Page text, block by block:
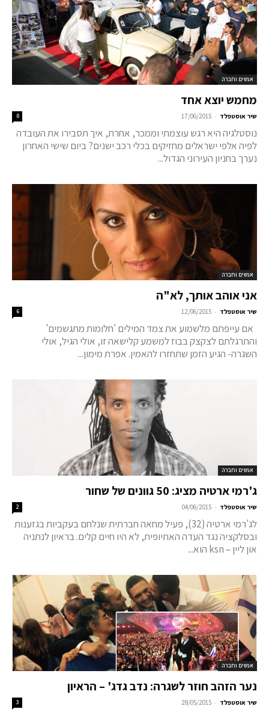
אנשים וחברה
מחמש יוצא אחד
שיר אוסטפלד -
17/06/2015
0
נוסטלגיה היא רגש עוצמתי וממכר, אחרת, איך תסבירו את העובדה
לפיה אלפי ישראלים מחזיקים בכלי רכב ישנים? ביום שישי האחרון
נערך בחניון העירוני הגדול...
אנשים וחברה
אני אוהב אותך, לא"ה
שיר אוסטפלד -
12/06/2015
6
אם עייפתם מלשמוע את צמד המילים 'חלומות מתגשמים'
והתרגלתם לצקצק בבוז למשמע קלישאה זו, אולי הגיל, אולי
השגרה- הגיע הזמן שתחזרו להאמין. אפרת מימון...
אנשים וחברה
ג'רמי ארטיה מציג: 50 גוונים של שחור
שיר אוסטפלד -
04/06/2015
2
לג'רמי ארטיה (32), פעיל מחאה חברתית שנלחם בעקביות בגזענות
ובסלקציה נגד העדה האתיופית, לא היו חיים קלים. בראיון לנתניה
און ליין – ksn הוא...
אנשים וחברה
נער הזהב חוזר לשגרה: נדב גדג' – הראיון
שיר אוסטפלד -
28/05/2015
3